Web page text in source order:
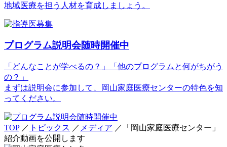
地域医療を担う人材を育成しましょう。
プログラム説明会随時開催中
「どんなことが学べるの？」「他のプログラムと何がちがう
の？」
まずは説明会に参加して、岡山家庭医療センターの特色を知
ってください。
TOP ／ トピックス ／ メディア ／
「岡山家庭医療センター」
紹介動画を公開します